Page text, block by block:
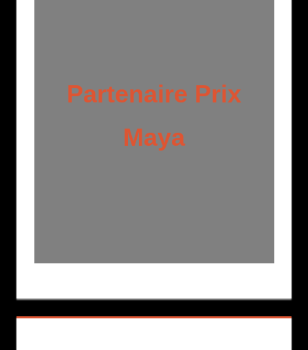
Partenaire Prix
Maya